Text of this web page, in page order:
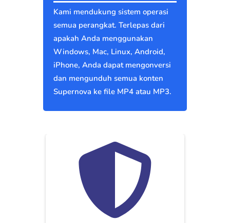
Kami mendukung sistem operasi
semua perangkat. Terlepas dari
apakah Anda menggunakan
Windows, Mac, Linux, Android,
iPhone, Anda dapat mengonversi
dan mengunduh semua konten
Supernova ke file MP4 atau MP3.